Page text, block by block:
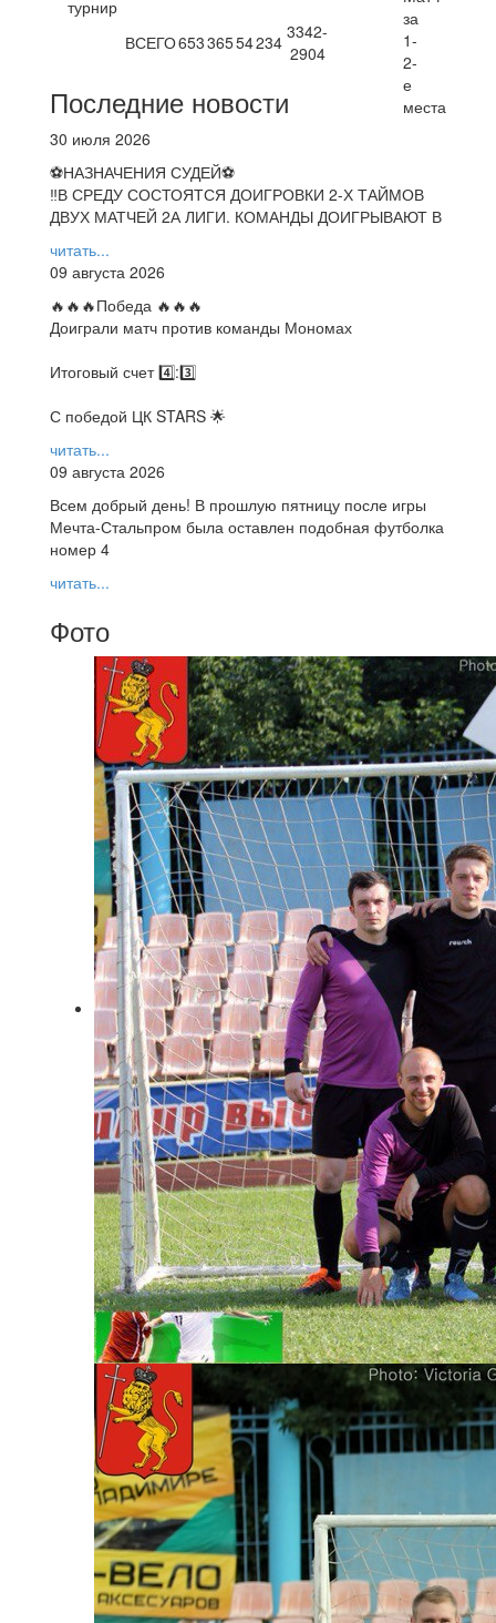
турнир
ВСЕГО65336554234 3342-
2904
Последние новости
30 июля 2026
⚽НАЗНАЧЕНИЯ СУДЕЙ⚽
‼В СРЕДУ СОСТОЯТСЯ ДОИГРОВКИ 2-Х ТАЙМОВ
ДВУХ МАТЧЕЙ 2А ЛИГИ. КОМАНДЫ ДОИГРЫВАЮТ В
читать...
09 августа 2026
🔥🔥🔥Победа 🔥🔥🔥
Доиграли матч против команды Мономах
Итоговый счет 4️⃣:3️⃣
С победой ЦК STARS 🌟
читать...
09 августа 2026
Всем добрый день! В прошлую пятницу после игры
Мечта-Стальпром была оставлен подобная футболка
номер 4
читать...
Фото